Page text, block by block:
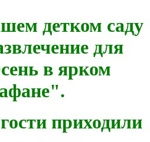
детком саду
для
в ярком
приходили